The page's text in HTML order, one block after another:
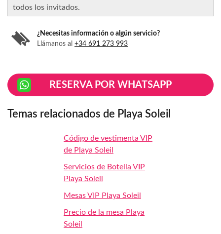
todos los invitados.
¿Necesitas información o algún servicio?
Llámanos al +34 691 273 993
RESERVA POR WHATSAPP
Temas relacionados de Playa Soleil
Código de vestimenta VIP
de Playa Soleil
Servicios de Botella VIP
Playa Soleil
Mesas VIP Playa Soleil
Precio de la mesa Playa
Soleil